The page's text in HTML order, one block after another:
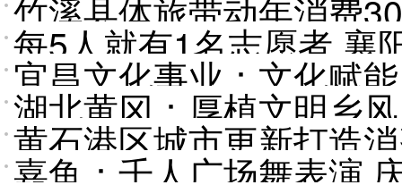
竹溪县体旅带动年消费
每5人就有1名志愿者 襄
宜昌文化事业：文化赋
湖北黄冈：厚植文明乡
黄石港区城市更新打造
嘉鱼：千人广场舞表演